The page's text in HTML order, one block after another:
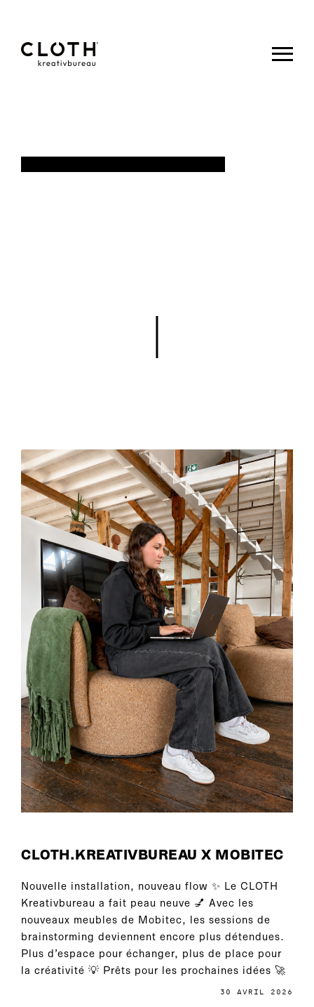
eine junge,
CLOTH.KREATIVBUREAU X MOBITEC
Nouvelle installation, nouveau flow ✨ Le CLOTH
Kreativbureau a fait peau neuve 💅 Avec les
nouveaux meubles de Mobitec, les sessions de
brainstorming deviennent encore plus détendues.
Plus d’espace pour échanger, plus de place pour
la créativité 💡 Prêts pour les prochaines idées 🚀
30 AVRIL 2026